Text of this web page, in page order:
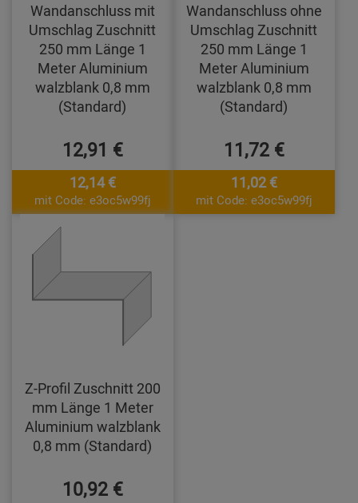
Wandanschluss mit
Umschlag Zuschnitt
250 mm Länge 1
Meter Aluminium
walzblank 0,8 mm
(Standard)
12,91 €
12,14 €
mit Code: e3oc5w99fj
Wandanschluss ohne
Umschlag Zuschnitt
250 mm Länge 1
Meter Aluminium
walzblank 0,8 mm
(Standard)
11,72 €
11,02 €
mit Code: e3oc5w99fj
Z-Profil Zuschnitt 200
mm Länge 1 Meter
Aluminium walzblank
0,8 mm (Standard)
10,92 €